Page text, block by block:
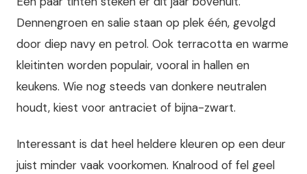
Dennengroen en salie staan op plek één, gevolgd
door diep navy en petrol. Ook terracotta en warme
kleitinten worden populair, vooral in hallen en
keukens. Wie nog steeds van donkere neutralen
houdt, kiest voor antraciet of bijna-zwart.
Interessant is dat heel heldere kleuren op een deur
juist minder vaak voorkomen. Knalrood of fel geel